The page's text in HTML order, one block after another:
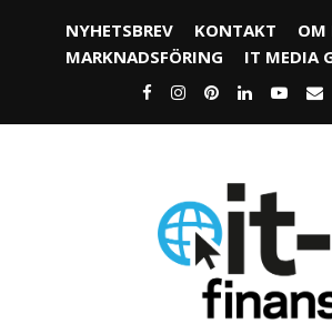
NYHETSBREV KONTAKT
OM
MARKNADSFÖRING
IT MEDIA